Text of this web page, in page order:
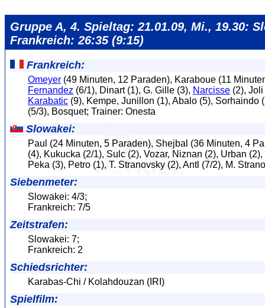
Gruppe A, 4. Spieltag: 21.01.09, Mi., 19.30:
Frankreich: 26:35 (9:15)
Frankreich:
Omeyer (49 Minuten, 12 Paraden), Karaboue (11
Fernandez (6/1), Dinart (1), G. Gille (3), Narcisse (2),
Karabatic (9), Kempe, Junillon (1), Abalo (5), Sorhaindo
(5/3), Bosquet; Trainer: Onesta
Slowakei:
Paul (24 Minuten, 5 Paraden), Shejbal (36 Minuten, 4
(4), Kukucka (2/1), Sulc (2), Vozar, Niznan (2), Urban
Peka (3), Petro (1), T. Stranovsky (2), Antl (7/2), M.
Siebenmeter:
Slowakei: 4/3;
Frankreich: 7/5
Zeitstrafen:
Slowakei: 7;
Frankreich: 2
Schiedsrichter:
Karabas-Chi / Kolahdouzan (IRI)
Spielfilm: